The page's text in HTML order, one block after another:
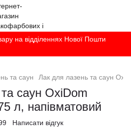
на відділеннях Нової Пошти
та саун Лак для лазень та саун
саун OxiDom
л, напівматовий
Написати відгук